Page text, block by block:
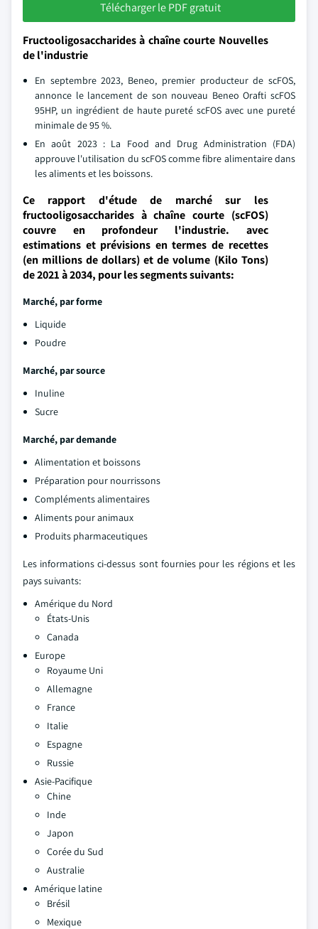
Télécharger le PDF gratuit
Fructooligosaccharides à chaîne courte Nouvelles
de l'industrie
En septembre 2023, Beneo, premier producteur de scFOS,
annonce le lancement de son nouveau Beneo Orafti scFOS
95HP, un ingrédient de haute pureté scFOS avec une pureté
minimale de 95 %.
En août 2023 : La Food and Drug Administration (FDA)
approuve l'utilisation du scFOS comme fibre alimentaire dans
les aliments et les boissons.
Ce rapport d'étude de marché sur les
fructooligosaccharides à chaîne courte (scFOS)
couvre en profondeur l'industrie. avec
estimations et prévisions en termes de recettes
(en millions de dollars) et de volume (Kilo Tons)
de 2021 à 2034, pour les segments suivants:
Marché, par forme
Liquide
Poudre
Marché, par source
Inuline
Sucre
Marché, par demande
Alimentation et boissons
Préparation pour nourrissons
Compléments alimentaires
Aliments pour animaux
Produits pharmaceutiques
Les informations ci-dessus sont fournies pour les régions et les
pays suivants:
Amérique du Nord
États-Unis
Canada
Europe
Royaume Uni
Allemagne
France
Italie
Espagne
Russie
Asie-Pacifique
Chine
Inde
Japon
Corée du Sud
Australie
Amérique latine
Brésil
Mexique